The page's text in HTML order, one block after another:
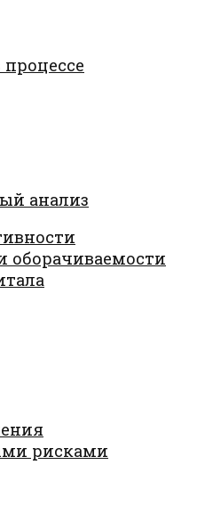
анализ
оборачиваемости
рисками